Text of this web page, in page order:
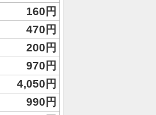
160円
470円
200円
970円
4,050円
990円